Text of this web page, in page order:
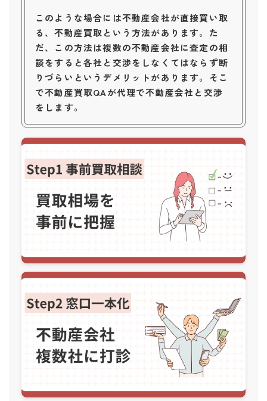
このような場合には不動産会社が直接買い取
る、不動産買取という方法があります。た
だ、この方法は複数の不動産会社に査定の相
談をすると各社と交渉をしなくてはならず断
りづらいというデメリットがあります。そこ
で不動産買取QAが代理で不動産会社と交渉
をします。